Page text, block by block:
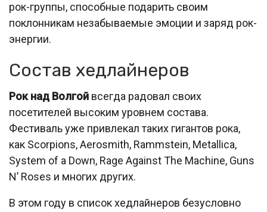
рок-группы, способные подарить своим
поклонникам незабываемые эмоции и заряд рок-
энергии.
Состав хедлайнеров
Рок над Волгой всегда радовал своих
посетителей высоким уровнем состава.
Фестиваль уже привлекал таких гигантов рока,
как Scorpions, Aerosmith, Rammstein, Metallica,
System of a Down, Rage Against The Machine, Guns
N’ Roses и многих других.
В этом году в список хедлайнеров безусловно